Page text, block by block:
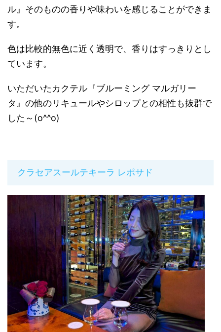
ル』そのものの香りや味わいを感じることができま
す。
色は比較的無色に近く透明で、香りはすっきりとし
ています。
いただいたカクテル『ブルーミング マルガリー
タ』の他のリキュールやシロップとの相性も抜群で
した～(o^^o)
クラセアスールテキーラ レポサド